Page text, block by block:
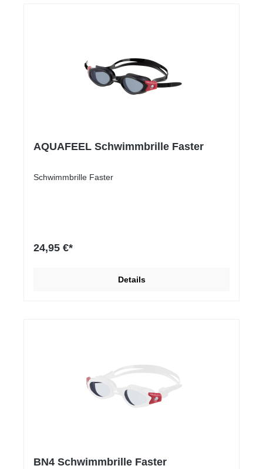
AQUAFEEL Schwimmbrille Faster
Schwimmbrille Faster
24,95 €*
Details
BN4 Schwimmbrille Faster